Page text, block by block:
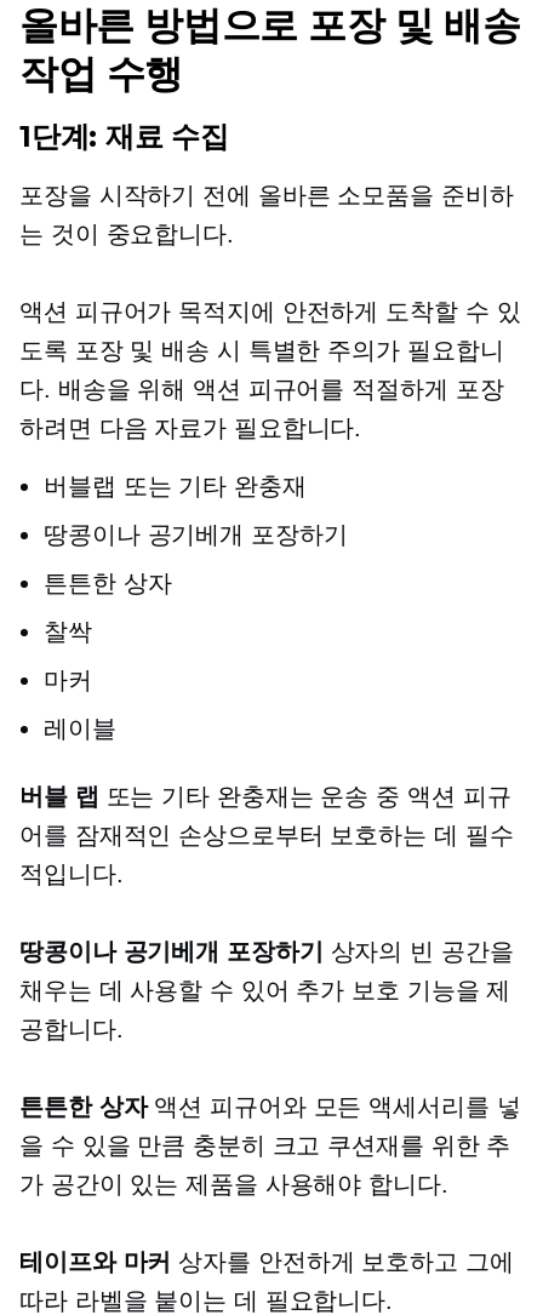
올바른 방법으로 포장 및 배송
작업 수행
1단계: 재료 수집
포장을 시작하기 전에 올바른 소모품을 준비하
는 것이 중요합니다.
액션 피규어가 목적지에 안전하게 도착할 수 있
도록 포장 및 배송 시 특별한 주의가 필요합니
다. 배송을 위해 액션 피규어를 적절하게 포장
하려면 다음 자료가 필요합니다.
버블랩 또는 기타 완충재
땅콩이나 공기베개 포장하기
튼튼한 상자
찰싹
마커
레이블
버블 랩 또는 기타 완충재는 운송 중 액션 피규
어를 잠재적인 손상으로부터 보호하는 데 필수
적입니다.
땅콩이나 공기베개 포장하기
상자의 빈 공간을
채우는 데 사용할 수 있어 추가 보호 기능을 제
공합니다.
튼튼한 상자액션 피규어와 모든 액세서리를 넣
을 수 있을 만큼 충분히 크고 쿠션재를 위한 추
가 공간이 있는 제품을 사용해야 합니다.
테이프와 마커 상자를 안전하게 보호하고 그에
따라 라벨을 붙이는 데 필요합니다.